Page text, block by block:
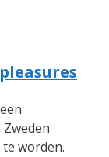
worden.